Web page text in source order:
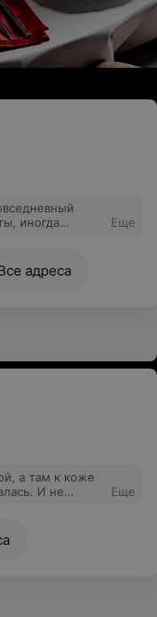
иногда
такого
количество
любимые
А как
Еще
адреса
а там к коже
И не
Еще